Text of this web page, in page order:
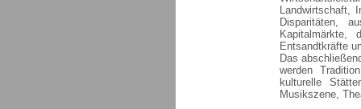
Landwirtschaft,
Disparitäten,
Kapitalmärkte,
Entsandtkräfte
Das
werden
kulturelle
Musikszene,